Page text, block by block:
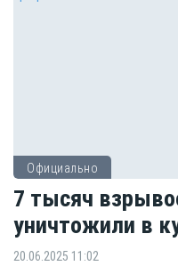
Официально
7 тысяч
уничтожили в
20.06.2025 11:02